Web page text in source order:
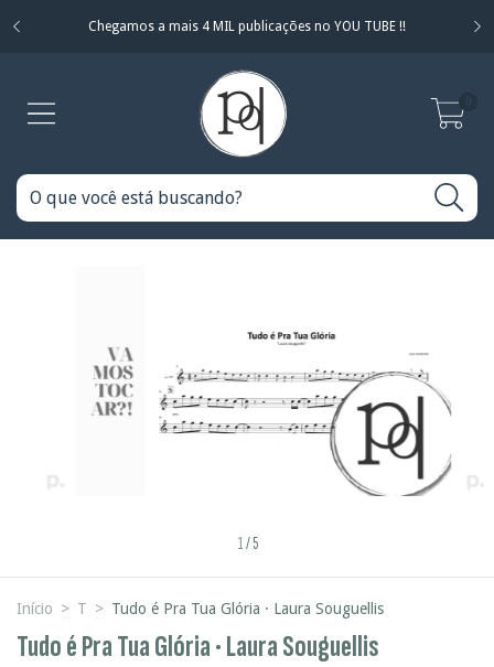
Chegamos a mais 4 MIL publicações no YOU TUBE !!
1/5
Início > T > Tudo é Pra Tua Glória · Laura Souguellis
Tudo é Pra Tua Glória · Laura Souguellis